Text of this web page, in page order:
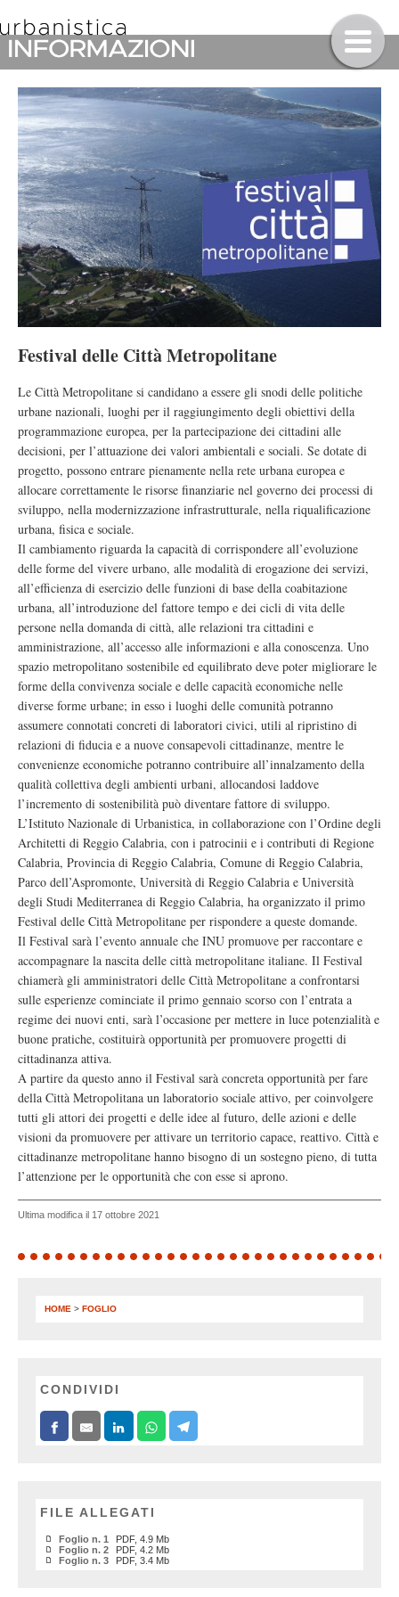
Festival delle Città Metropolitane
Le Città Metropolitane si candidano a essere gli snodi delle politiche
urbane nazionali, luoghi per il raggiungimento degli obiettivi della
programmazione europea, per la partecipazione dei cittadini alle
decisioni, per l’attuazione dei valori ambientali e sociali. Se dotate di
progetto, possono entrare pienamente nella rete urbana europea e
allocare correttamente le risorse finanziarie nel governo dei processi di
sviluppo, nella modernizzazione infrastrutturale, nella riqualificazione
urbana, fisica e sociale.
Il cambiamento riguarda la capacità di corrispondere all’evoluzione
delle forme del vivere urbano, alle modalità di erogazione dei servizi,
all’efficienza di esercizio delle funzioni di base della coabitazione
urbana, all’introduzione del fattore tempo e dei cicli di vita delle
persone nella domanda di città, alle relazioni tra cittadini e
amministrazione, all’accesso alle informazioni e alla conoscenza. Uno
spazio metropolitano sostenibile ed equilibrato deve poter migliorare le
forme della convivenza sociale e delle capacità economiche nelle
diverse forme urbane; in esso i luoghi delle comunità potranno
assumere connotati concreti di laboratori civici, utili al ripristino di
relazioni di fiducia e a nuove consapevoli cittadinanze, mentre le
convenienze economiche potranno contribuire all’innalzamento della
qualità collettiva degli ambienti urbani, allocandosi laddove
l’incremento di sostenibilità può diventare fattore di sviluppo.
L’Istituto Nazionale di Urbanistica, in collaborazione con l’Ordine degli
Architetti di Reggio Calabria, con i patrocinii e i contributi di Regione
Calabria, Provincia di Reggio Calabria, Comune di Reggio Calabria,
Parco dell’Aspromonte, Università di Reggio Calabria e Università
degli Studi Mediterranea di Reggio Calabria, ha organizzato il primo
Festival delle Città Metropolitane per rispondere a queste domande.
Il Festival sarà l’evento annuale che INU promuove per raccontare e
accompagnare la nascita delle città metropolitane italiane. Il Festival
chiamerà gli amministratori delle Città Metropolitane a confrontarsi
sulle esperienze cominciate il primo gennaio scorso con l’entrata a
regime dei nuovi enti, sarà l’occasione per mettere in luce potenzialità e
buone pratiche, costituirà opportunità per promuovere progetti di
cittadinanza attiva.
A partire da questo anno il Festival sarà concreta opportunità per fare
della Città Metropolitana un laboratorio sociale attivo, per coinvolgere
tutti gli attori dei progetti e delle idee al futuro, delle azioni e delle
visioni da promuovere per attivare un territorio capace, reattivo. Città e
cittadinanze metropolitane hanno bisogno di un sostegno pieno, di tutta
l’attenzione per le opportunità che con esse si aprono.
Ultima modifica il 17 ottobre 2021
HOME > FOGLIO
CONDIVIDI
FILE ALLEGATI
Foglio n. 1
PDF, 4.9 Mb
Foglio n. 2
PDF, 4.2 Mb
Foglio n. 3
PDF, 3.4 Mb